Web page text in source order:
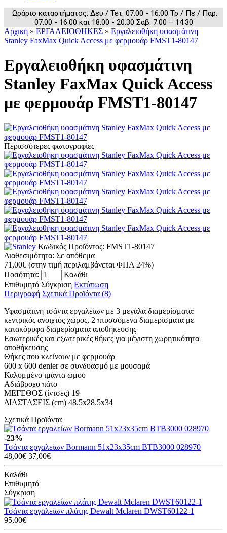
Ωράριο καταστήματος: Δευ / Τετ: 07:00 - 16:00 Τρ / Πε / Παρ:
07:00 - 16:00 και 18:00 - 20:30 Σαβ: 7:00 – 14:30
Αρχική » ΕΡΓΑΛΕΙΟΘΗΚΕΣ » Εργαλειοθήκη υφασμάτινη
Stanley FaxMax Quick Access με φερμουάρ FMST1-80147
Εργαλειοθήκη υφασμάτινη
Stanley FaxMax Quick Access
με φερμουάρ FMST1-80147
Περισσότερες φωτογραφίες
Κωδικός Προϊόντος: FMST1-80147
Διαθεσιμότητα: Σε απόθεμα
71,00€ (στην τιμή περιλαμβάνεται ΦΠΑ 24%)
Ποσότητα:
Καλάθι
Επιθυμητό Σύγκριση Εκτύπωση
Περιγραφή Σχετικά Προϊόντα (8)
Υφασμάτινη τσάντα εργαλείων με 3 μεγάλα διαμερίσματα:
κεντρικός ανοιχτός χώρος, 2 πτυσσόμενα διαμερίσματα με
κατακόρυφα διαμερίσματα αποθήκευσης
Εσωτερικές και εξωτερικές θήκες για μέγιστη χωρητικότητα
αποθήκευσης
Θήκες που κλείνουν με φερμουάρ
600 x 600 denier σε συνδυασμό με μουσαμά
Καλυμμένο ιμάντα ώμου
Αδιάβροχο πάτο
ΜΕΓΕΘΟΣ (ίντσες) 19
ΔΙΑΣΤΑΣΕΙΣ (cm) 48.5x28.5x34
Σχετικά Προϊόντα
-23%
Τσάντα εργαλείων Bormann 51x23x35cm BTB3000 028970
48,00€ 37,00€
Καλάθι
Επιθυμητό
Σύγκριση
Τσάντα εργαλείων πλάτης Dewalt Mclaren DWST60122-1
95,00€